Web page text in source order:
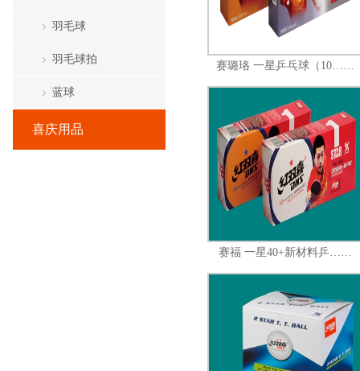
羽毛球
羽毛球拍
蓝球
喜庆用品
赛璐珞 一星乒乓球（10……
赛福 一星40+新材料乒……